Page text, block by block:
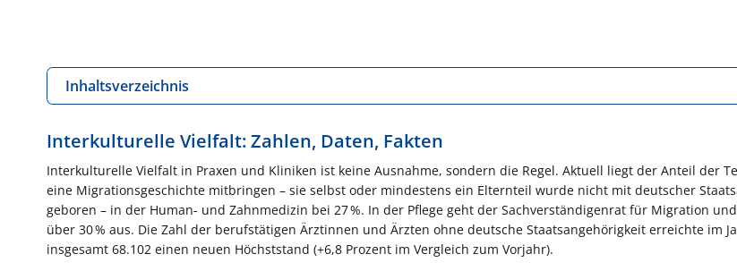
Inhaltsverzeichnis
Interkulturelle Vielfalt: Zahlen, Daten, Fakten
Interkulturelle Vielfalt in Praxen und Kliniken ist keine Ausnahme, sondern die Regel. Aktuell liegt der Anteil der
eine Migrationsgeschichte mitbringen – sie selbst oder mindestens ein Elternteil wurde nicht mit deutscher
geboren – in der Human- und Zahnmedizin bei 27 %. In der Pflege geht der Sachverständigenrat für Migration
über 30 % aus. Die Zahl der berufstätigen Ärztinnen und Ärzten ohne deutsche Staatsangehörigkeit erreichte im
insgesamt 68.102 einen neuen Höchststand (+6,8 Prozent im Vergleich zum Vorjahr).